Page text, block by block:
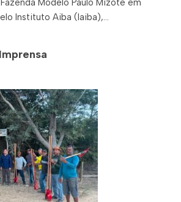
Modelo Paulo Mizote em
Instituto Aiba (Iaiba),...